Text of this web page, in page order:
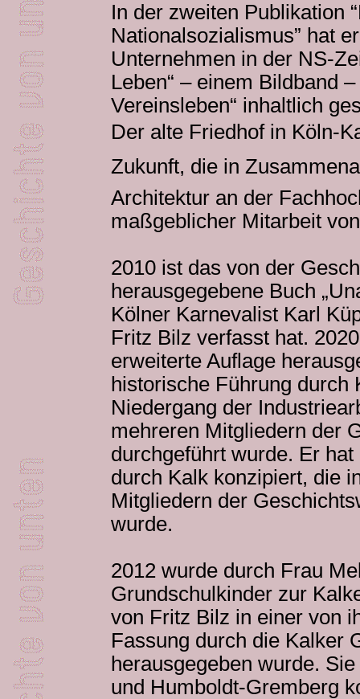
In der zweiten Publikation
Nationalsozialismus” hat
Unternehmen in der NS-
Leben“ – einem Bildband
Vereinsleben“ inhaltlich
Der alte Friedhof in Köln-
Zukunft, die in
Architektur an der
maßgeblicher Mitarbeit
2010 ist das von der
herausgegebene Buch
Kölner Karnevalist Karl
Fritz Bilz verfasst hat.
erweiterte Auflage
historische Führung durch
Niedergang der
mehreren Mitgliedern der
durchgeführt wurde. Er
durch Kalk konzipiert, die
Mitgliedern der
wurde.
2012 wurde durch Frau
Grundschulkinder zur
von Fritz Bilz in einer von
Fassung durch die Kalker
herausgegeben wurde.
und Humboldt-Gremberg